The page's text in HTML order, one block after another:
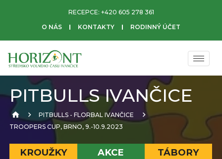
RECEPCE: +420 605 278 361
O NÁS
KONTAKTY RODINNÝ ÚČET
PITBULLS IVANČICE
PITBULLS - FLORBAL IVANČICE
TROOPERS CUP, BRNO, 9.-10.9.2023
KROUŽKY AKCE TÁBORY